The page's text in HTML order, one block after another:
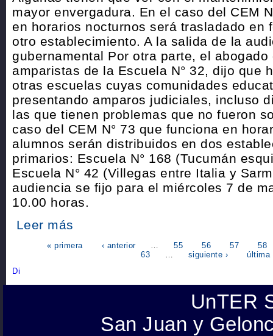
mayor envergadura. En el caso del CEM
en horarios nocturnos será trasladado en
otro establecimiento. A la salida de la
gubernamental Por otra parte, el abogado
amparistas de la Escuela N° 32, dijo que
otras escuelas cuyas comunidades
presentando amparos judiciales, incluso
las que tienen problemas que no fueron
caso del CEM N° 73 que funciona en
alumnos serán distribuidos en dos
primarios: Escuela N° 168 (Tucumán
Escuela N° 42 (Villegas entre Italia y
audiencia se fijo para el miércoles 7 de
10.00 horas.
Leer más
« primera ‹ anterior 55 56 57
58
63
siguiente › última
UnTER
San Juan y